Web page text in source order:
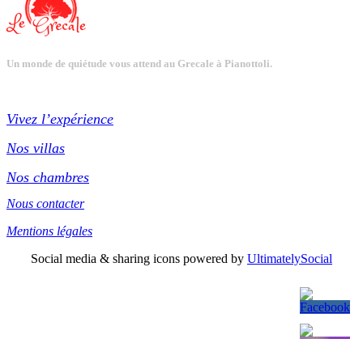
Un monde de quiétude vous attend au Grecale à Pianottoli.
Vivez l’expérience
Nos villas
Nos chambres
Nous contacter
Mentions légales
Social media & sharing icons powered by UltimatelySocial